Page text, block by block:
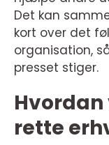
Det kan
kort over det
organisation,
presset stiger.
rette